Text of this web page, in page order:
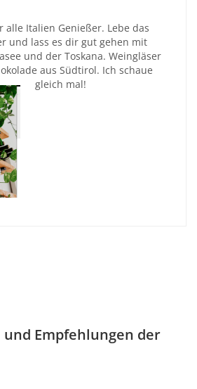
alle Italien Genießer. Lebe das
und lass es dir gut gehen mit
und der Toskana. Weingläser
aus Südtirol. Ich schaue
gleich mal!
Empfehlungen der